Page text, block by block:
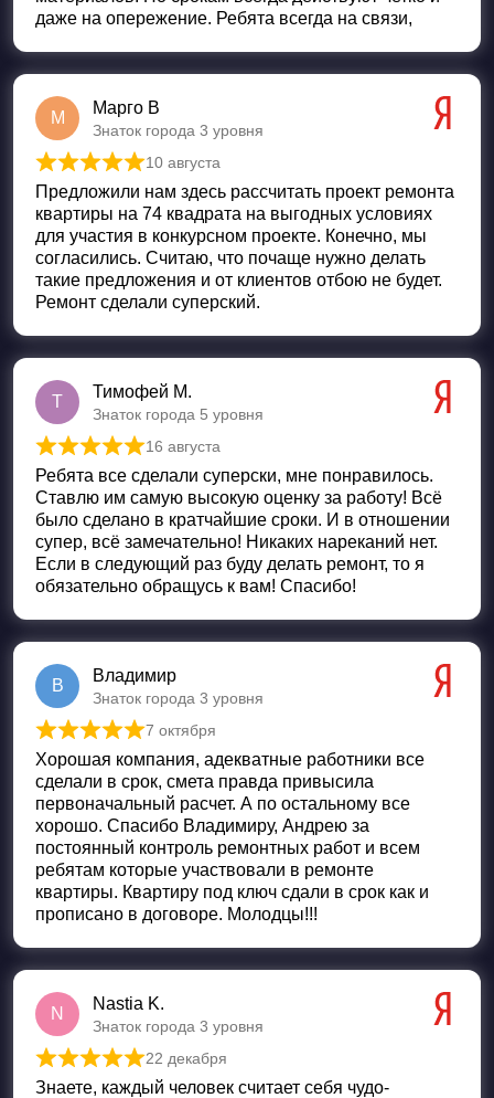
даже на опережение. Ребята всегда на связи,
М
Марго В
Знаток города 3 уровня
Оценка5 из 5
10 августа
Предложили нам здесь рассчитать проект ремонта
квартиры на 74 квадрата на выгодных условиях
для участия в конкурсном проекте. Конечно, мы
согласились. Считаю, что почаще нужно делать
такие предложения и от клиентов отбою не будет.
Ремонт сделали суперский.
Т
Тимофей М.
Знаток города 5 уровня
Оценка5 из 5
16 августа
Ребята все сделали суперски, мне понравилось.
Ставлю им самую высокую оценку за работу! Всё
было сделано в кратчайшие сроки. И в отношении
супер, всё замечательно! Никаких нареканий нет.
Если в следующий раз буду делать ремонт, то я
обязательно обращусь к вам! Спасибо!
В
Владимир
Знаток города 3 уровня
Оценка 5из 5
7 октября
Хорошая компания, адекватные работники все
сделали в срок, смета правда привысила
первоначальный расчет. А по остальному все
хорошо. Спасибо Владимиру, Андрею за
постоянный контроль ремонтных работ и всем
ребятам которые участвовали в ремонте
квартиры. Квартиру под ключ сдали в срок как и
прописано в договоре. Молодцы!!!
N
Nastia K.
Знаток города 3 уровня
Оценка5 из 5
22 декабря
Знаете, каждый человек считает себя чудо-